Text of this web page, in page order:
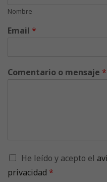
Nombre
Email *
Comentario o mensaje *
He leído y acepto el
privacidad *